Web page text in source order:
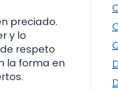
preciado.
y lo
respeto
la forma en